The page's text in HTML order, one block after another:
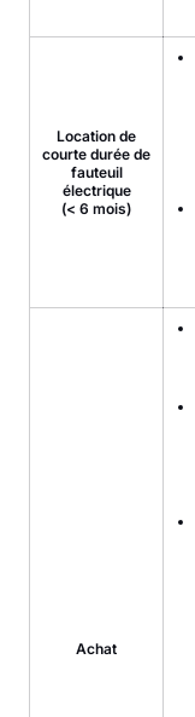
Location de
courte durée de
fauteuil
électrique
(< 6 mois)
Achat